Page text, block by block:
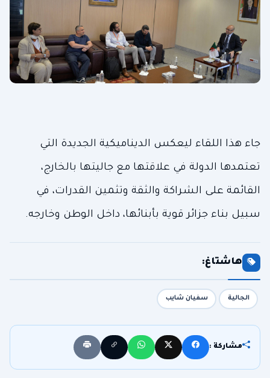
جاء هذا اللقاء ليعكس الديناميكية الجديدة التي
تعتمدها الدولة في علاقتها مع جاليتها بالخارج،
القائمة على الشراكة والثقة وتثمين القدرات، في
سبيل بناء جزائر قوية بأبنائها، داخل الوطن وخارجه.
هاشتاغ:
الجالية سفيان شايب
مشاركة :